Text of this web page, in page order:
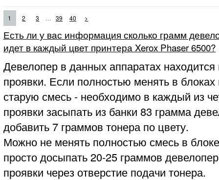
1 2 3 ... 39 40 >
Есть ли у вас информация сколько грамм
идет в каждый цвет принтера Xerox Phaser 6500?
Девелопер в данных аппаратах находится
проявки. Если полностью менять в блоках
старую смесь - необходимо в каждый из
проявки засыпать из банки 83 грамма
добавить 7 граммов тонера по цвету.
Можно не менять полностью смесь в
просто досыпать 20-25 граммов
проявки через отверстие подачи тонера.